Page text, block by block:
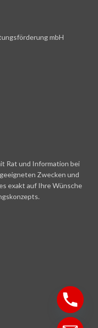
mbH
Rat und Information bei
Zwecken und
exakt auf Ihre Wünsche